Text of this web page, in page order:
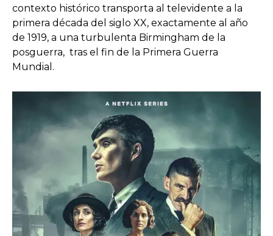
contexto histórico transporta al televidente a la
primera década del siglo XX, exactamente al año
de 1919, a una turbulenta Birmingham de la
posguerra, tras el fin de la Primera Guerra
Mundial.